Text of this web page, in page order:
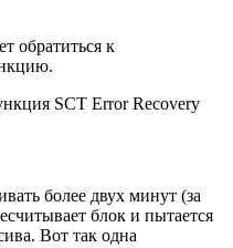
обратиться к
SCT Error Recovery
более двух минут (за
блок и пытается
Вот так одна